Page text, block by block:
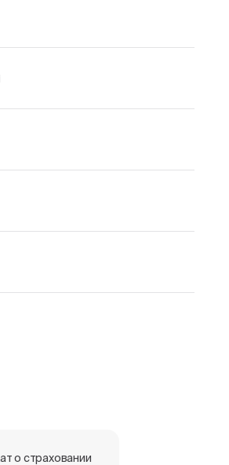
о страховании